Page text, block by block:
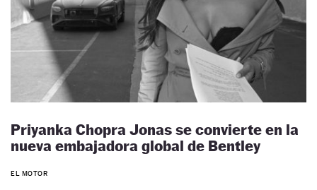
Priyanka Chopra Jonas se convierte en la
nueva embajadora global de Bentley
EL MOTOR